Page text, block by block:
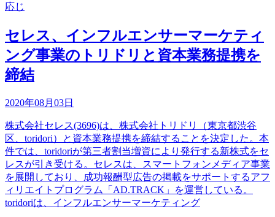
応じ
セレス、インフルエンサーマーケティ
ング事業のトリドリと資本業務提携を
締結
2020年08月03日
株式会社セレス(3696)は、株式会社トリドリ（東京都渋谷
区、toridori）と資本業務提携を締結することを決定した。本
件では、toridoriが第三者割当増資により発行する新株式をセ
レスが引き受ける。セレスは、スマートフォンメディア事業
を展開しており、成功報酬型広告の掲載をサポートするアフ
ィリエイトプログラム「AD.TRACK」を運営している。
toridoriは、インフルエンサーマーケティング